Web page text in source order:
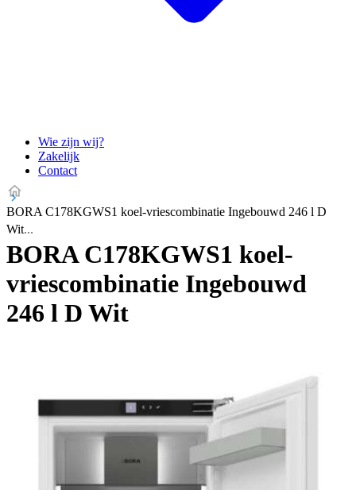
Wie zijn wij?
Zakelijk
Contact
BORA C178KGWS1 koel-vriescombinatie Ingebouwd 246 l D
Wit
BORA C178KGWS1 koel-
vriescombinatie Ingebouwd
246 l D Wit